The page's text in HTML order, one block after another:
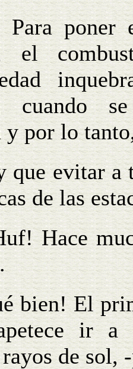
en
el
cuando
y por lo
evitar a
de las
El
ir a
de sol,